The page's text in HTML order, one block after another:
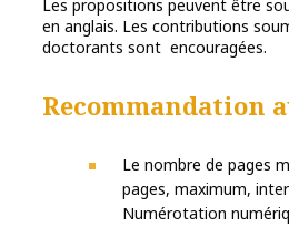
Les propositions peuvent être
en anglais. Les contributions
doctorants sont encouragées.
Recommandation
Le nombre de pages
pages, maximum,
Numérotation